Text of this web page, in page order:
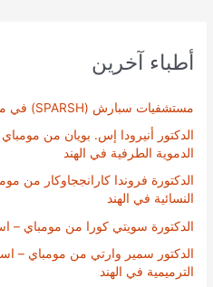
أطباء آخرين
مستشفيات سبارش (SPARSH) في مدينة بنجالور
الدكتور أنيرودا إس. بويان من
الدموية الطرفية في الهند
الدكتورة فروندا كارانججاوكار من
النسائية في الهند
الدكتورة سويتي كورا من مومباي –
الدكتور سمير وارتي من مومباي –
الترميمية في الهند